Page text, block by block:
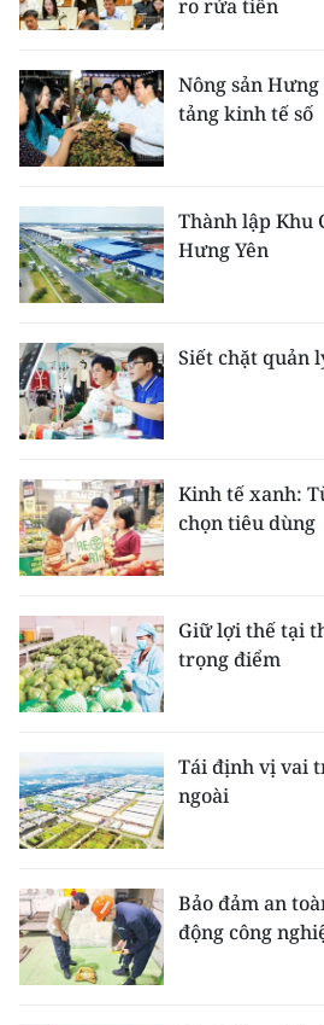
ro rửa tiền
Nông sản
tảng kinh tế số
Thành lập Khu
Hưng Yên
Siết chặt quản
Kinh tế xanh:
chọn tiêu dùng
Giữ lợi thế tại
trọng điểm
Tái định vị vai
ngoài
Bảo đảm an
động công